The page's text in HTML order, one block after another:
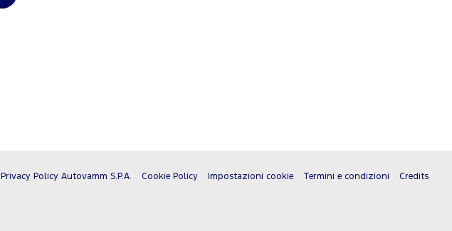
Privacy Policy Autovamm S.P.A. Cookie Policy Impostazioni cookie Termini e condizioni Credits